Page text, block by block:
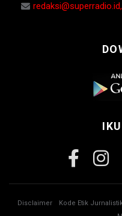
Disclaimer Kode Etik